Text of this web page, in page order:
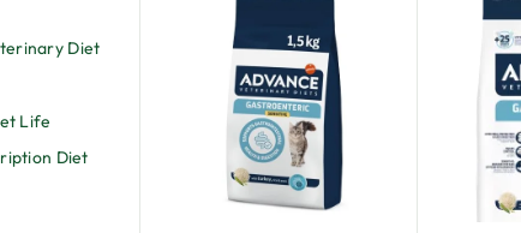
Diet
Life
Diet